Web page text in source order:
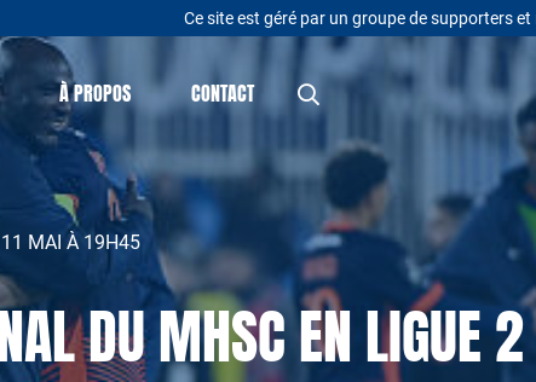
Ce site est géré par un groupe de supporters
À PROPOS CONTACT
11 MAI À 19H45
DU MHSC EN LIGUE 2